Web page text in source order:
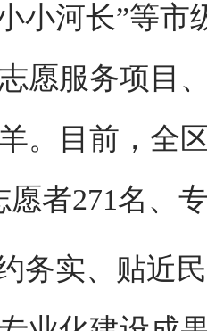
小河长”等
愿服务项目
。目前，全
愿者271名、
务实、贴近